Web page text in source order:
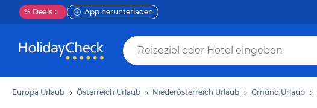
% Deals App herunterladen
Europa Urlaub Österreich Urlaub Niederösterreich Urlaub Gmünd Urlaub